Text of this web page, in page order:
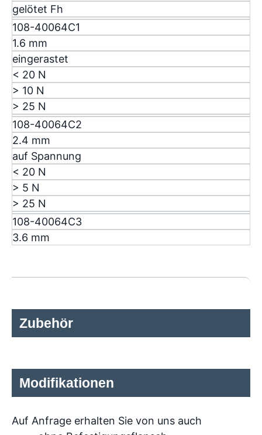
gelötet Fh
108-40064C1
1.6 mm
eingerastet
< 20 N
> 10 N
> 25 N
108-40064C2
2.4 mm
auf Spannung
< 20 N
> 5 N
> 25 N
108-40064C3
3.6 mm
Zubehör
Modifikationen
Auf Anfrage erhalten Sie von uns auch